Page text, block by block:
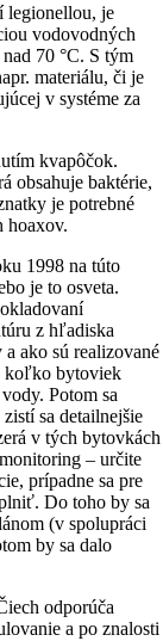
legionellou, je
vodovodných
70 °C. S tým
materiálu, či je
v systéme za
kvapôčok.
obsahuje baktérie,
je potrebné
hoaxov.
1998 na túto
je to osveta.
z hľadiska
ako sú realizované
koľko bytoviek
Potom sa
sa detailnejšie
v tých bytovkách
– určite
prípadne sa pre
Do toho by sa
(v spolupráci
by sa dalo
odporúča
a po znalosti